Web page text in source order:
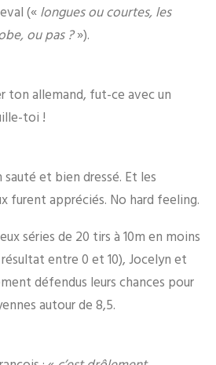
(«longues ou courtes, les
ou pas ?»).
ton allemand, fut-ce avec un
toi !
et bien dressé. Et les
furent appréciés. No hard feeling.
séries de 20 tirs à 10m en moins
entre 0 et 10), Jocelyn et
défendus leurs chances pour
autour de 8,5.